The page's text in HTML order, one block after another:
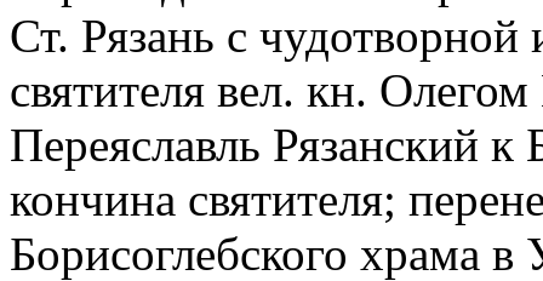
Ст. Рязань с чудотворной
святителя вел. кн.
Переяславль Рязанский к
кончина святителя;
Борисоглебского храма в